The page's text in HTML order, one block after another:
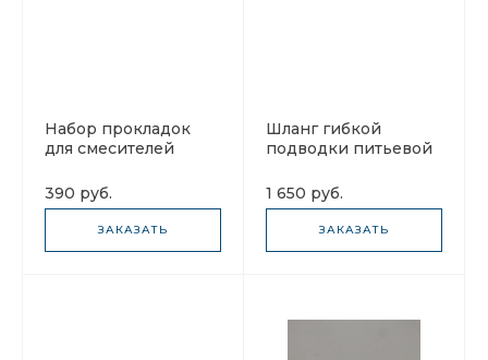
Набор прокладок
для смесителей
133.0163.421
390 руб.
ЗАКАЗАТЬ
Шланг гибкой
подводки питьевой
133.0044.049
1 650 руб.
ЗАКАЗАТЬ